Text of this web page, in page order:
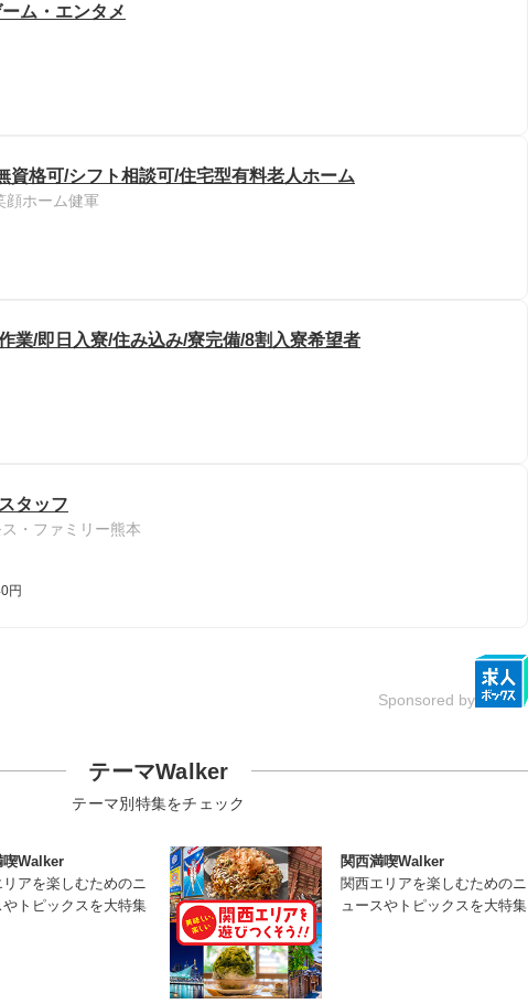
ム・エンタメ
資格可/シフト相談可/住宅型有料老人ホーム
顔ホーム健軍
業/即日入寮/住み込み/寮完備/8割入寮希望者
タッフ
・ファミリー熊本
円
Sponsored by
テーマWalker
テーマ別特集をチェック
喫Walker
アを楽しむためのニ
やトピックスを大特集
関西満喫Walker
関西エリアを楽しむためのニ
ュースやトピックスを大特集